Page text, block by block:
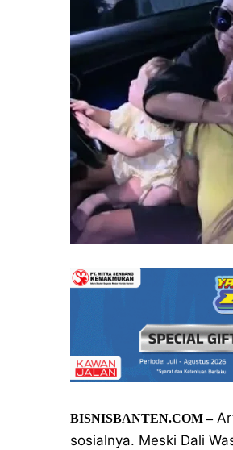
BISNISBANTEN.COM –
sosialnya. Meski Dali